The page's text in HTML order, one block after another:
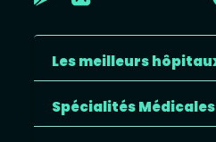
Les meilleurs
Spécialités Médicales